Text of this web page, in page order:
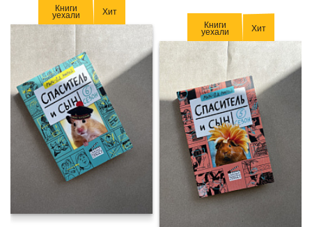
Книги
уехали Хит
Книги
уехали Хит